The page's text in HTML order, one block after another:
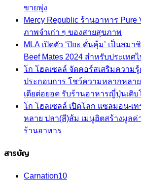
ขายพุ่ง
Mercy Republic ร้านอาหาร Pure
ภาพจำเก่า ๆ ของสายสุขภาพ
MLA เปิดตัว ‘ปิยะ ดั่นคุ้ม’ เป็นสม
Beef Mates 2024 สำหรับประเทศ
โก โฮลเซลล์ จัดคอร์สเสริมควา
ประกอบการ โชว์ความหลากหลา
เดียต่อยอด รับร้านอาหารญี่ปุ่นเติบ
โก โฮลเซลล์ เปิดโลก แซลมอน-เ
หลาย ปลา(สี)ส้ม เมนูฮิตสร้างมูลค่
ร้านอาหาร
สารบัญ
Carnation10